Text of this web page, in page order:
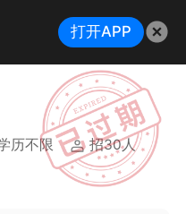
历不限 招30人
打开APP